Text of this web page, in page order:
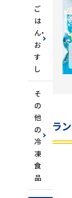
ご
は
ん・
お
す
し
そ
の
他
の
冷
凍
食
品
ラ